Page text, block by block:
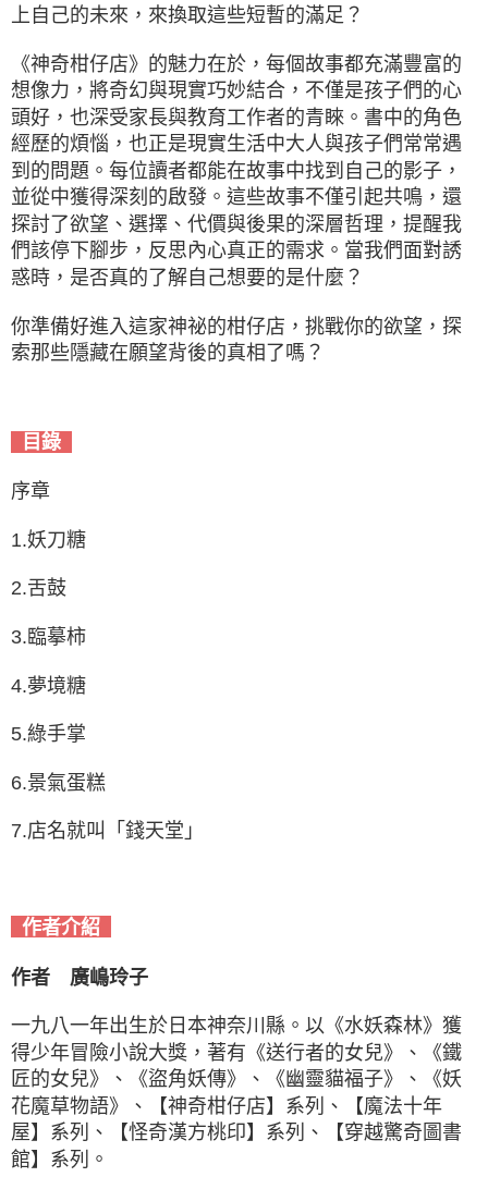
上自己的未來，來換取這些短暫的滿足？
《神奇柑仔店》的魅力在於，每個故事都充滿豐富的
想像力，將奇幻與現實巧妙結合，不僅是孩子們的心
頭好，也深受家長與教育工作者的青睞。書中的角色
經歷的煩惱，也正是現實生活中大人與孩子們常常遇
到的問題。每位讀者都能在故事中找到自己的影子，
並從中獲得深刻的啟發。這些故事不僅引起共鳴，還
探討了欲望、選擇、代價與後果的深層哲理，提醒我
們該停下腳步，反思內心真正的需求。當我們面對誘
惑時，是否真的了解自己想要的是什麼？
你準備好進入這家神祕的柑仔店，挑戰你的欲望，探
索那些隱藏在願望背後的真相了嗎？
目錄
序章
1.妖刀糖
2.舌鼓
3.臨摹柿
4.夢境糖
5.綠手掌
6.景氣蛋糕
7.店名就叫「錢天堂」
作者介紹
作者 廣嶋玲子
一九八一年出生於日本神奈川縣。以《水妖森林》獲
得少年冒險小說大獎，著有《送行者的女兒》、《鐵
匠的女兒》、《盜角妖傳》、《幽靈貓福子》、《妖
花魔草物語》、【神奇柑仔店】系列、【魔法十年
屋】系列、【怪奇漢方桃印】系列、【穿越驚奇圖書
館】系列。